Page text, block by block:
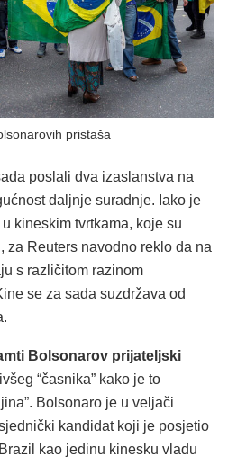
pristaša
poslali dva izaslanstva na
daljnje suradnje. Iako je
kineskim tvrtkama, koje su
za Reuters navodno reklo da na
s različitom razinom
se za sada suzdržava od
Bolsonarov prijateljski
“časnika” kako je to
Bolsonaro je u veljači
kandidat koji je posjetio
kao jedinu kinesku vladu